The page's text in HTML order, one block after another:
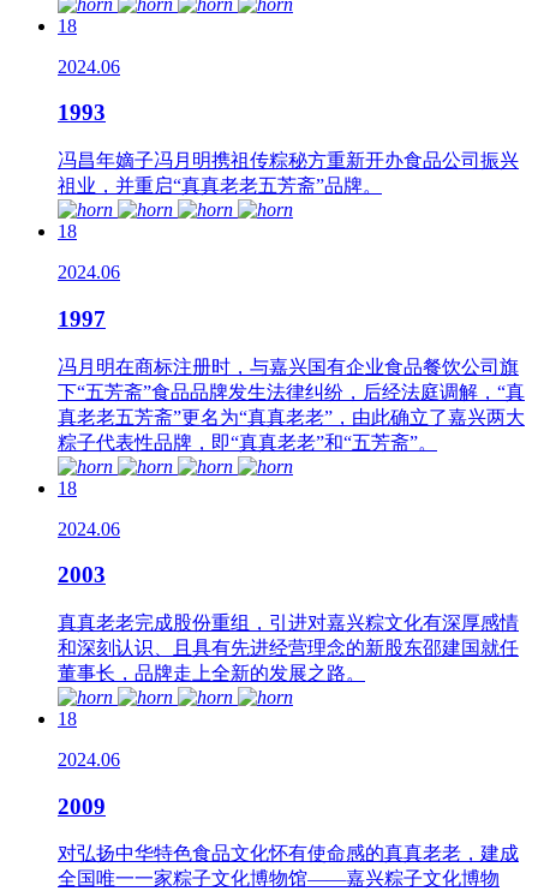
18
2024.06
1993
冯昌年嫡子冯月明携祖传粽秘方重新开办食品公司振兴
祖业，并重启“真真老老五芳斋”品牌。
18
2024.06
1997
冯月明在商标注册时，与嘉兴国有企业食品餐饮公司旗
下“五芳斋”食品品牌发生法律纠纷，后经法庭调解，“真
真老老五芳斋”更名为“真真老老”，由此确立了嘉兴两大
粽子代表性品牌，即“真真老老”和“五芳斋”。
18
2024.06
2003
真真老老完成股份重组，引进对嘉兴粽文化有深厚感情
和深刻认识、且具有先进经营理念的新股东邵建国就任
董事长，品牌走上全新的发展之路。
18
2024.06
2009
对弘扬中华特色食品文化怀有使命感的真真老老，建成
全国唯一一家粽子文化博物馆——嘉兴粽子文化博物